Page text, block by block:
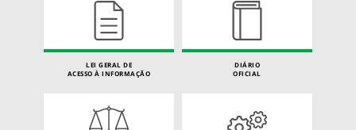
LEI GERAL DE
ACESSO À INFORMAÇÃO
DIÁRIO
OFICIAL